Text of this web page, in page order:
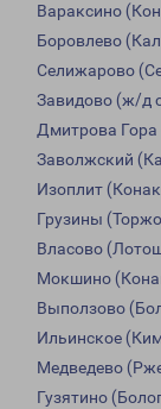
Вараксино
Боровлево
Селижарово
Завидово (ж/д
Дмитрова Гора
Заволжский
Изоплит
Грузины
Власово
Мокшино
Выползово
Ильинское
Медведево
Гузятино